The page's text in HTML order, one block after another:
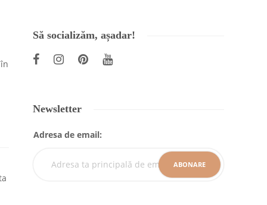
Să socializăm, așadar!
Newsletter
Adresa de email: